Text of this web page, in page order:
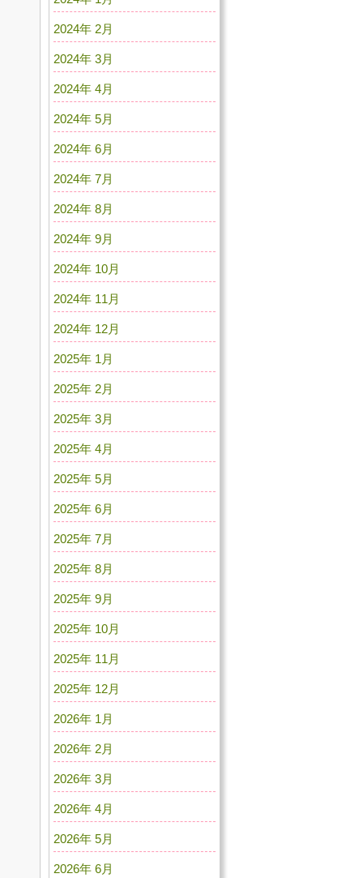
2024年 2月
2024年 3月
2024年 4月
2024年 5月
2024年 6月
2024年 7月
2024年 8月
2024年 9月
2024年 10月
2024年 11月
2024年 12月
2025年 1月
2025年 2月
2025年 3月
2025年 4月
2025年 5月
2025年 6月
2025年 7月
2025年 8月
2025年 9月
2025年 10月
2025年 11月
2025年 12月
2026年 1月
2026年 2月
2026年 3月
2026年 4月
2026年 5月
2026年 6月